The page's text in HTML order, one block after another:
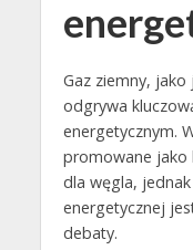
Gaz ziemny, jako
odgrywa
energetycznym.
promowane jako
dla węgla,
energetycznej
debaty.